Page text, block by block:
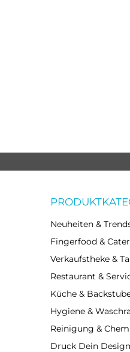
Neuheiten &
Fingerfood &
Verkaufstheke &
Restaurant &
Küche &
Hygiene &
Reinigung &
Druck Dein Design